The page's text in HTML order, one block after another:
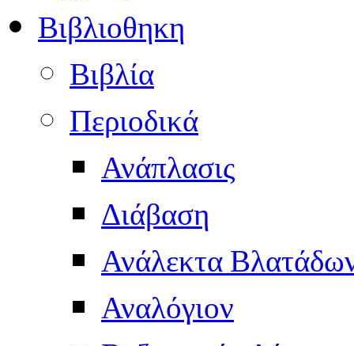
Βιβλιοθηκη
Βιβλία
Περιοδικά
Ανάπλασις
Διάβαση
Ανάλεκτα
Αναλόγιον